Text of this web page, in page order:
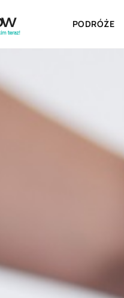
PODRÓŻE